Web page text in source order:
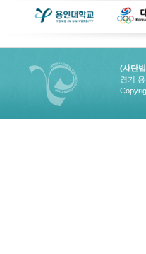
(사단
경기